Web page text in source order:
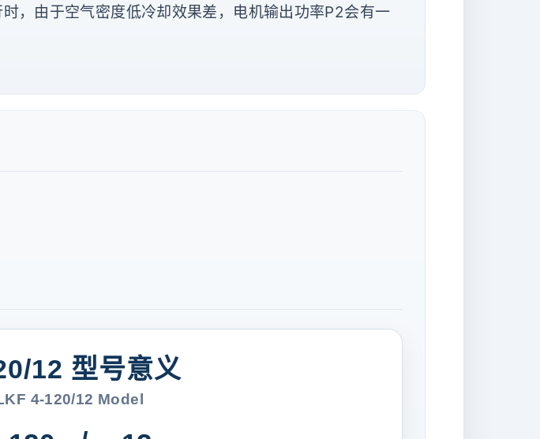
，由于空气密度低冷却效果差，电机输出功率P2会有一
12 型号意义
4-120/12 Model